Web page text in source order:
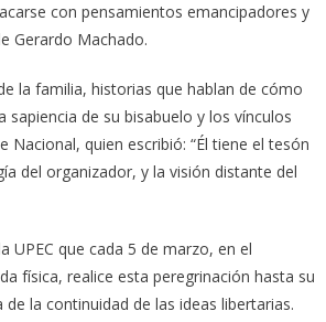
con pensamientos emancipadores y
Gerardo Machado.
la familia, historias que hablan de cómo
sapiencia de su bisabuelo y los vínculos
Nacional, quien escribió: “Él tiene el tesón
del organizador, y la visión distante del
UPEC que cada 5 de marzo, en el
física, realice esta peregrinación hasta su
la continuidad de las ideas libertarias.